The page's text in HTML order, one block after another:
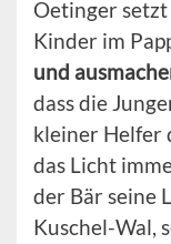
Oetinger setzt
Kinder im
und
dass die
kleiner Helfer
das Licht
der Bär seine
Kuschel-Wal,